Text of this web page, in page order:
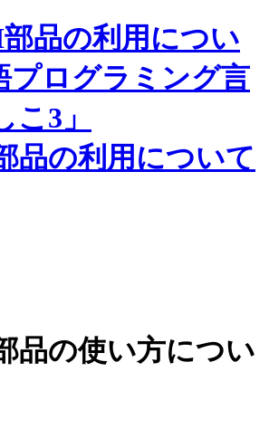
品の利用について
品の使い方につい